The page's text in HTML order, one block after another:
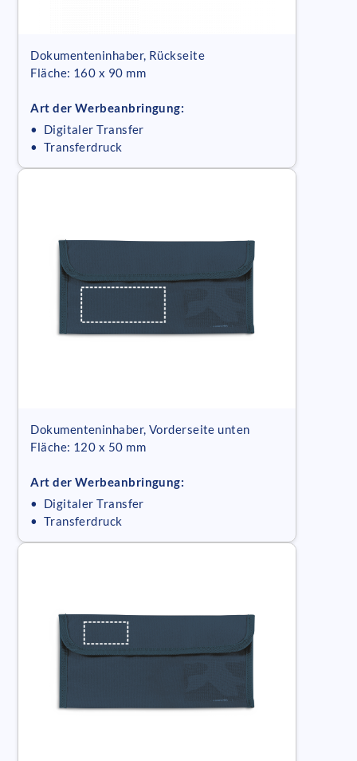
Dokumenteninhaber, Rückseite
Fläche: 160 x 90 mm
Art der Werbeanbringung:
• Digitaler Transfer
• Transferdruck
Dokumenteninhaber, Vorderseite unten
Fläche: 120 x 50 mm
Art der Werbeanbringung:
• Digitaler Transfer
• Transferdruck